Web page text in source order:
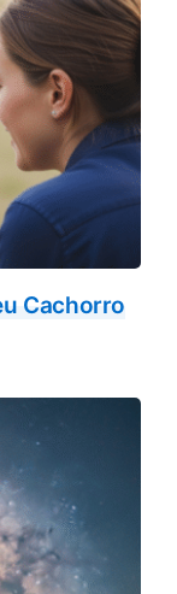
Cachorro